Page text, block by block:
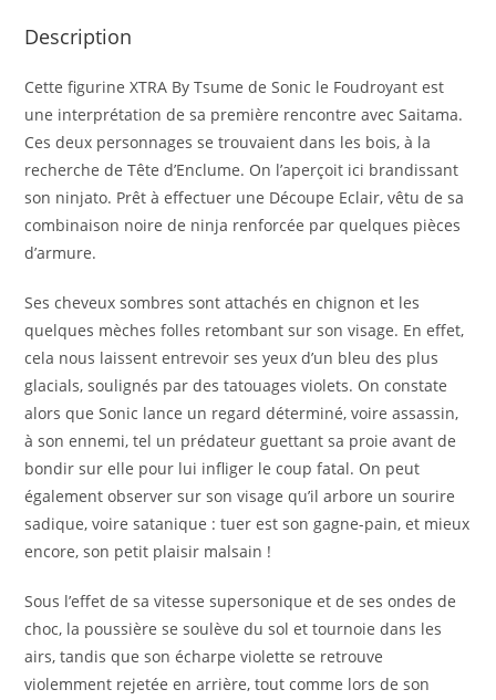
Description
Cette figurine XTRA By Tsume de Sonic le Foudroyant est
une interprétation de sa première rencontre avec Saitama.
Ces deux personnages se trouvaient dans les bois, à la
recherche de Tête d’Enclume. On l’aperçoit ici brandissant
son ninjato. Prêt à effectuer une Découpe Eclair, vêtu de sa
combinaison noire de ninja renforcée par quelques pièces
d’armure.
Ses cheveux sombres sont attachés en chignon et les
quelques mèches folles retombant sur son visage. En effet,
cela nous laissent entrevoir ses yeux d’un bleu des plus
glacials, soulignés par des tatouages violets. On constate
alors que Sonic lance un regard déterminé, voire assassin,
à son ennemi, tel un prédateur guettant sa proie avant de
bondir sur elle pour lui infliger le coup fatal. On peut
également observer sur son visage qu’il arbore un sourire
sadique, voire satanique : tuer est son gagne-pain, et mieux
encore, son petit plaisir malsain !
Sous l’effet de sa vitesse supersonique et de ses ondes de
choc, la poussière se soulève du sol et tournoie dans les
airs, tandis que son écharpe violette se retrouve
violemment rejetée en arrière, tout comme lors de son